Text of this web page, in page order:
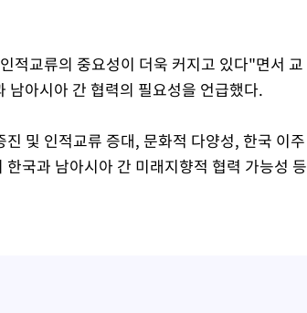
적교류의 중요성이 더욱 커지고 있다"면서 교
남아시아 간 협력의 필요성을 언급했다.
및 인적교류 증대, 문화적 다양성, 한국 이주
국과 남아시아 간 미래지향적 협력 가능성 등